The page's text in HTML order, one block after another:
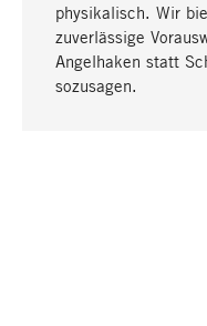
physikalisch. Wir
zuverlässige
Angelhaken statt
sozusagen.